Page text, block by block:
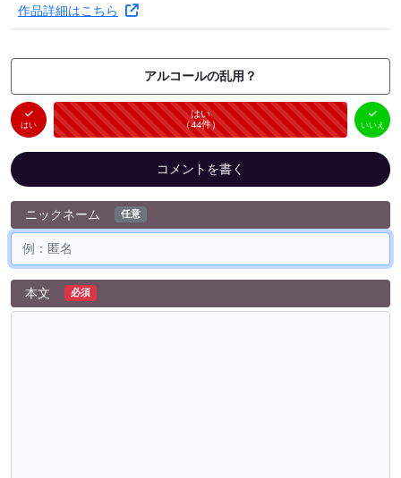
作品詳細はこちら
アルコールの乱用？
はい
はい
（44件） 未投票
いいえ
（ 0件）
いいえ
コメントを書く
ニックネーム 任意
本文 必須